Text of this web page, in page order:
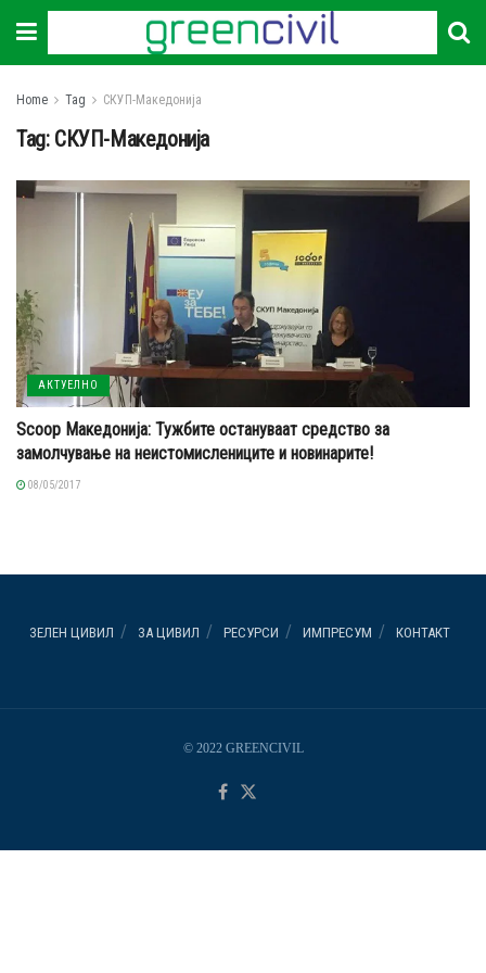
Home Tag СКУП-Македонија
Tag: СКУП-Македонија
АКТУЕЛНО
Scoop Македонија: Тужбите остануваат средство за
замолчување на неистомислениците и новинарите!
08/05/2017
ЗЕЛЕН ЦИВИЛ ЗА ЦИВИЛ РЕСУРСИ ИМПРЕСУМ КОНТАКТ
© 2022 GREENCIVIL